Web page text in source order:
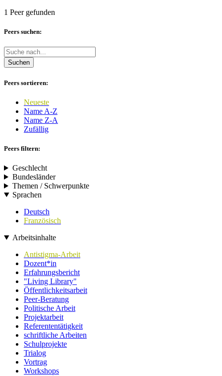
1 Peer gefunden
Peers suchen:
Suchen
Peers sortieren:
Neueste
Name A-Z
Name Z-A
Zufällig
Peers filtern:
Geschlecht
Bundesländer
Themen / Schwerpunkte
Sprachen
Deutsch
Französisch
Arbeitsinhalte
Antistigma-Arbeit
Dozent*in
Erfahrungsbericht
"Living Library"
Öffentlichkeitsarbeit
Peer-Beratung
Politische Arbeit
Projektarbeit
Referententätigkeit
schriftliche Arbeiten
Schulprojekte
Trialog
Vortrag
Workshops